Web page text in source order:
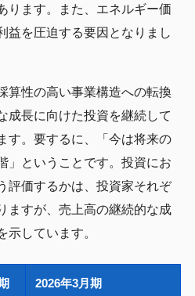
ります。また、エネルギー価
益を圧迫する要因となりまし
算性の高い事業構造への転換
成長に向けた投資を継続して
す。要するに、「今は将来の
」ということです。投資にお
評価するかは、投資家それぞ
ますが、売上高の継続的な成
示しています。
2026年3月期